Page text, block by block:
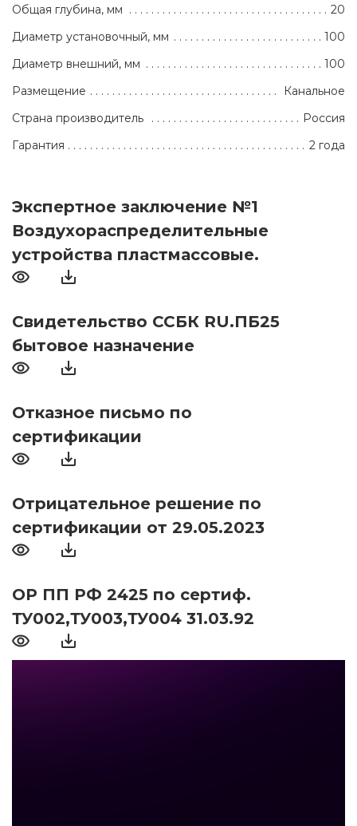
Общая глубина, мм
20
Диаметр установочный, мм
100
Диаметр внешний, мм
100
Размещение
Канальное
Страна производитель
Россия
Гарантия
2 года
Экспертное заключение №1
Воздухораспределительные
устройства пластмассовые.
Свидетельство ССБК RU.ПБ25
бытовое назначение
Отказное письмо по
сертификации
Отрицательное решение по
сертификации от 29.05.2023
ОР ПП РФ 2425 по сертиф.
ТУ002,ТУ003,ТУ004 31.03.92